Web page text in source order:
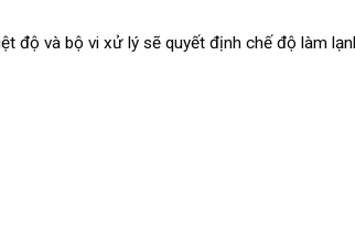
độ và bộ vi xử lý sẽ quyết định chế độ làm